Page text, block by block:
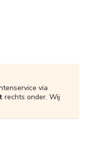
via
rechts onder. Wij